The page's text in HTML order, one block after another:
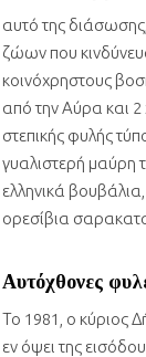
αυτό της
ζώων που
κοινόχρηστους
από την Αύρα και
στεπικής φυλής
γυαλιστερή μαύρη
ελληνικά
ορεσίβια
Αυτόχθονες
Το 1981, ο κύριος
εν όψει της